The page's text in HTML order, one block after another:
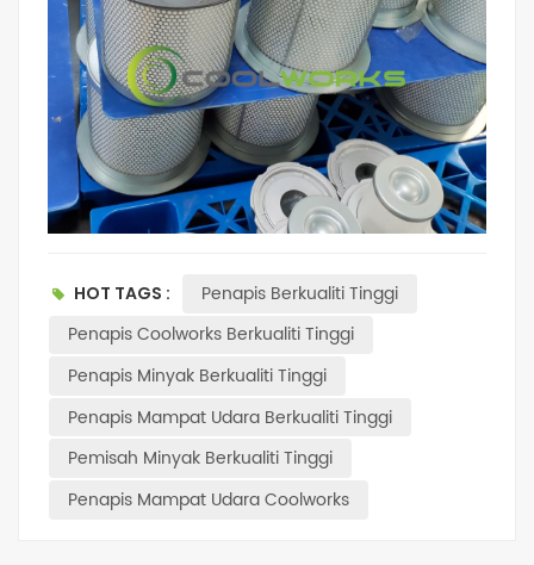
HOT TAGS :
Penapis Berkualiti Tinggi
Penapis Coolworks Berkualiti Tinggi
Penapis Minyak Berkualiti Tinggi
Penapis Mampat Udara Berkualiti Tinggi
Pemisah Minyak Berkualiti Tinggi
Penapis Mampat Udara Coolworks